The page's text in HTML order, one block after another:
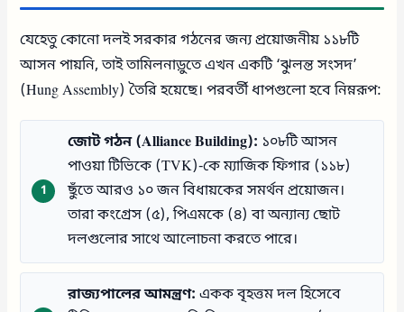
যেহেতু কোনো দলই সরকার গঠনের জন্য প্রয়োজনীয় ১১৮টি
আসন পায়নি, তাই তামিলনাড়ুতে এখন একটি ‘ঝুলন্ত সংসদ’
(Hung Assembly) তৈরি হয়েছে। পরবর্তী ধাপগুলো হবে নিম্নরূপ:
জোট গঠন (Alliance Building): ১০৮টি আসন
পাওয়া টিভিকে (TVK)-কে ম্যাজিক ফিগার (১১৮)
ছুঁতে আরও ১০ জন বিধায়কের সমর্থন প্রয়োজন।
তারা কংগ্রেস (৫), পিএমকে (৪) বা অন্যান্য ছোট
দলগুলোর সাথে আলোচনা করতে পারে।
রাজ্যপালের আমন্ত্রণ: একক বৃহত্তম দল হিসেবে